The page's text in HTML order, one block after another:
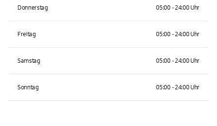
Donnerstag 05:00 - 24:00 Uhr
Freitag 05:00 - 24:00 Uhr
Samstag 05:00 - 24:00 Uhr
Sonntag 05:00 - 24:00 Uhr